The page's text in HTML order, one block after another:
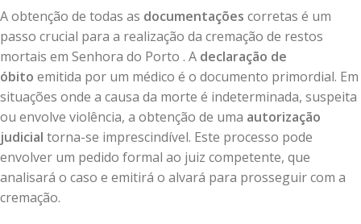
A obtenção de todas as documentações corretas é um
passo crucial para a realização da cremação de restos
mortais em Senhora do Porto . A declaração de
óbito emitida por um médico é o documento primordial. Em
situações onde a causa da morte é indeterminada, suspeita
ou envolve violência, a obtenção de uma autorização
judicial torna-se imprescindível. Este processo pode
envolver um pedido formal ao juiz competente, que
analisará o caso e emitirá o alvará para prosseguir com a
cremação.